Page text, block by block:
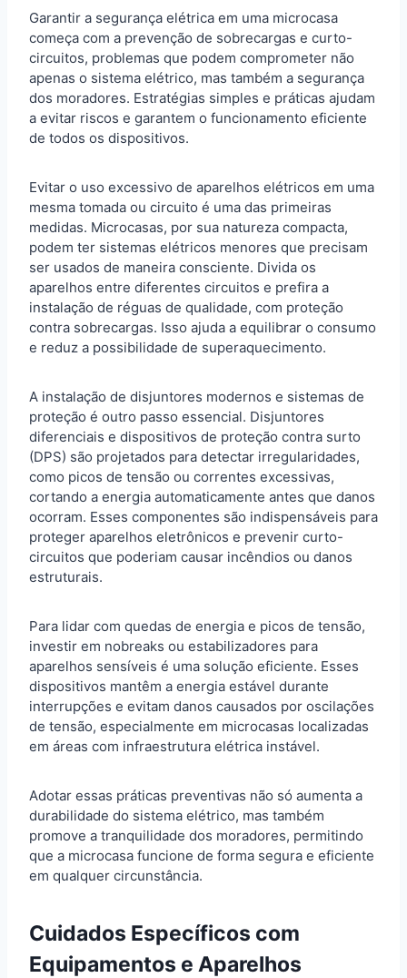
Garantir a segurança elétrica em uma microcasa
começa com a prevenção de sobrecargas e curto-
circuitos, problemas que podem comprometer não
apenas o sistema elétrico, mas também a segurança
dos moradores. Estratégias simples e práticas ajudam
a evitar riscos e garantem o funcionamento eficiente
de todos os dispositivos.
Evitar o uso excessivo de aparelhos elétricos em uma
mesma tomada ou circuito é uma das primeiras
medidas. Microcasas, por sua natureza compacta,
podem ter sistemas elétricos menores que precisam
ser usados de maneira consciente. Divida os
aparelhos entre diferentes circuitos e prefira a
instalação de réguas de qualidade, com proteção
contra sobrecargas. Isso ajuda a equilibrar o consumo
e reduz a possibilidade de superaquecimento.
A instalação de disjuntores modernos e sistemas de
proteção é outro passo essencial. Disjuntores
diferenciais e dispositivos de proteção contra surto
(DPS) são projetados para detectar irregularidades,
como picos de tensão ou correntes excessivas,
cortando a energia automaticamente antes que danos
ocorram. Esses componentes são indispensáveis para
proteger aparelhos eletrônicos e prevenir curto-
circuitos que poderiam causar incêndios ou danos
estruturais.
Para lidar com quedas de energia e picos de tensão,
investir em nobreaks ou estabilizadores para
aparelhos sensíveis é uma solução eficiente. Esses
dispositivos mantêm a energia estável durante
interrupções e evitam danos causados por oscilações
de tensão, especialmente em microcasas localizadas
em áreas com infraestrutura elétrica instável.
Adotar essas práticas preventivas não só aumenta a
durabilidade do sistema elétrico, mas também
promove a tranquilidade dos moradores, permitindo
que a microcasa funcione de forma segura e eficiente
em qualquer circunstância.
Cuidados Específicos com
Equipamentos e Aparelhos